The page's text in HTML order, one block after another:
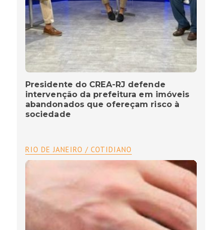
Presidente do CREA-RJ defende
intervenção da prefeitura em imóveis
abandonados que ofereçam risco à
sociedade
RIO DE JANEIRO / COTIDIANO